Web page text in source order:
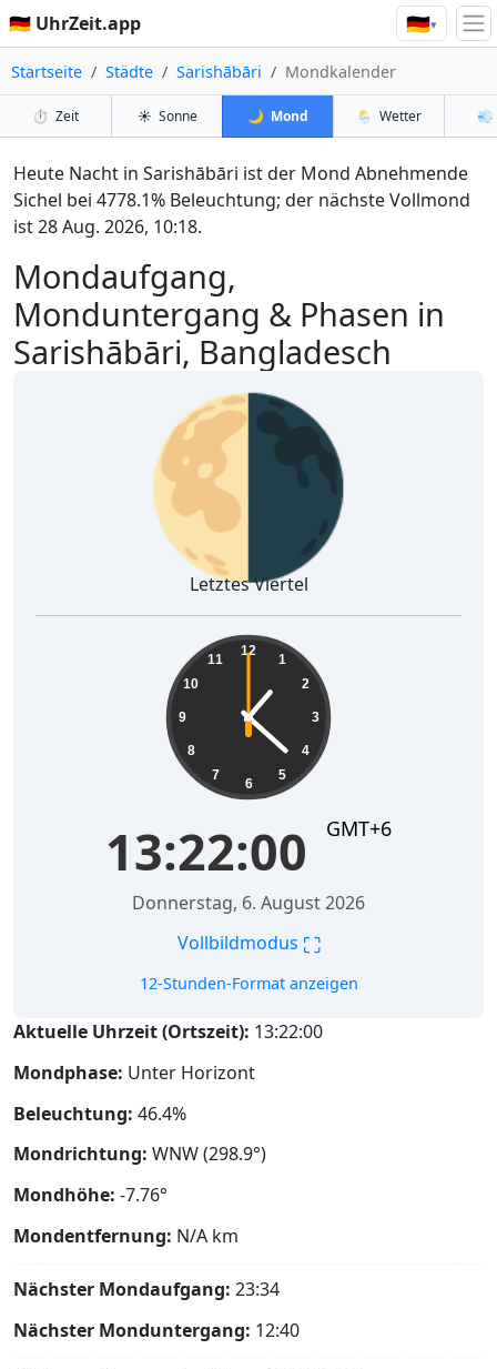
🇩🇪 UhrZeit.app 🇩🇪▾
Startseite Städte Sarishābāri Mondkalender
⏱️ Zeit ☀️ Sonne 🌙 Mond 🌦️ Wetter 💨
Mondaufgang,
Monduntergang & Phasen in
Sarishābāri, Bangladesch
Heute Nacht in Sarishābāri ist der Mond Abnehmende
Sichel bei 4778.1% Beleuchtung; der nächste Vollmond
ist 28 Aug. 2026, 10:18.
🌗
Letztes Viertel
12
1
2
3
4
5
6
7
8
9
10
11
13:22:01 GMT+6
Donnerstag, 6. August 2026
Vollbildmodus ⛶
12-Stunden-Format anzeigen
Aktuelle Uhrzeit (Ortszeit): 13:22:01
Mondphase: Unter Horizont
Beleuchtung: 46.4%
Mondrichtung: WNW (298.9°)
Mondhöhe: -7.76°
Mondentfernung: N/A km
Nächster Mondaufgang: 23:34
Nächster Monduntergang: 12:40